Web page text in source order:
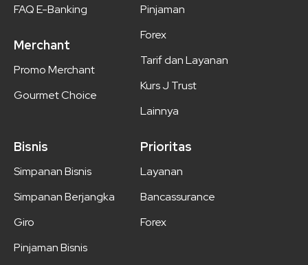
FAQ E-Banking
Merchant
Promo Merchant
Gourmet Choice
Pinjaman
Forex
Tarif dan Layanan
Kurs J Trust
Lainnya
Bisnis
Simpanan Bisnis
Simpanan Berjangka
Giro
Pinjaman Bisnis
Prioritas
Layanan
Bancassurance
Forex